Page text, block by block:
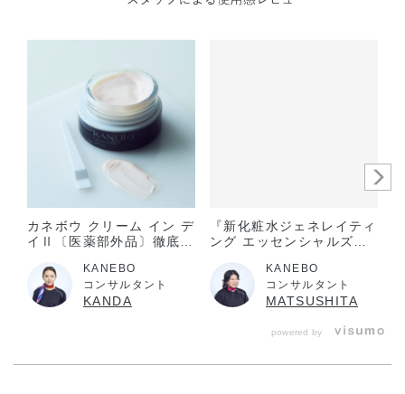
とがありますので、皮フ科医にご相談されることをおすすめ
目に入らないように注意し、入った時は、すぐに充分洗い流
してください。
子供や認知症の方などの誤食等を防ぐため、置き場所にご注
意ください。
極端に温度の高い所や低い所、直射日光のあたる場所には置
スパチュラは清潔に保ってください。
てください。また、ついた部分がピンク等に変色（着色）す
カネボウ クリーム イン デ
イⅡ〔医薬部外品〕徹底レ
KANEBO
コンサルタント
KANDA
『新化粧水ジェネレイティ
ング エッセンシャルズ誕
KANEBO
コンサルタント
MATSUSHITA
powered by